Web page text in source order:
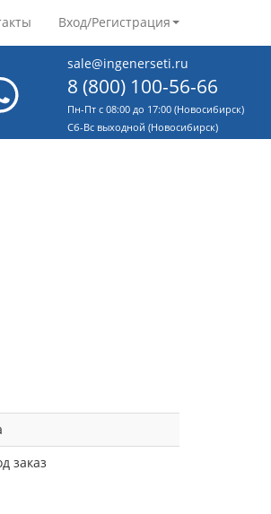
Вход/Регистрация
sale@ingenerseti.ru
8 (800) 100-56-66
Пн-Пт с 08:00 до 17:00 (Новосибирск)
Cб-Вс выходной (Новосибирск)
заказ